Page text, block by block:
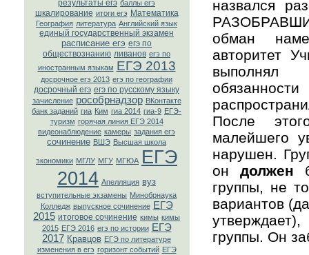
результаты егэ баллы егэ
шкалирование итоги егэ Математика
География литература Английский язык
единый государственный экзамен
расписание егэ егэ по
обществознанию ливанов егэ по
иностранным языкам ЕГЭ 2013
досрочное егэ 2013 егэ по географии
досрочный егэ егэ по русскому языку
зачисление рособрнадзор ВКонтaкте
банк заданий гиа Ким гиа 2014 гиа-9 ЕГЭ-
туризм горячая линия ЕГЭ 2014
видеонаблюдение камеры задания егэ
сочинение ВШЭ Высшая школа
экономики МГЛУ МГУ МГЮА ЕГЭ
2014 Апелляция вуз
вступительные экзамены Минобрнаука
Колледж выпускное сочинение ЕГЭ
2015 итоговое сочинение кимы кимы
2015 ЕГЭ 2016 егэ по истории ЕГЭ
2017 Кравцов ЕГЭ по литературе
изменения в егэ горизонт событий ЕГЭ
назвался
обман
авторитет
выполнял
После
малейшего
нарушен.
он должен
группы, не
вариантов
группы. Он